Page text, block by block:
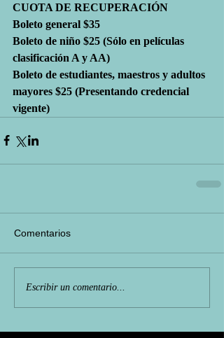
CUOTA DE RECUPERACIÓN
Boleto general $35
Boleto de niño $25 (Sólo en películas
clasificación A y AA)
Boleto de estudiantes, maestros y adultos
mayores $25 (Presentando credencial
vigente)
Comentarios
Escribir un comentario...